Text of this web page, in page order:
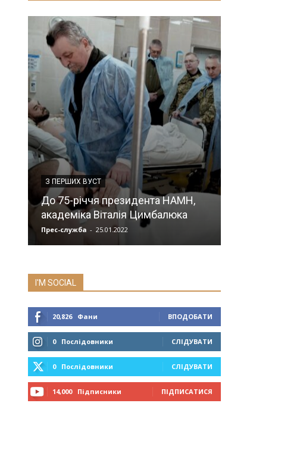
З ПЕРШИХ ВУСТ
До 75-річчя президента НАМН,
академіка Віталія Цимбалюка
Прес-служба - 25.01.2022
I'M SOCIAL
20,826 Фани ВПОДОБАТИ
0 Послідовники СЛІДУВАТИ
0 Послідовники СЛІДУВАТИ
14,000 Підписники ПІДПИСАТИСЯ